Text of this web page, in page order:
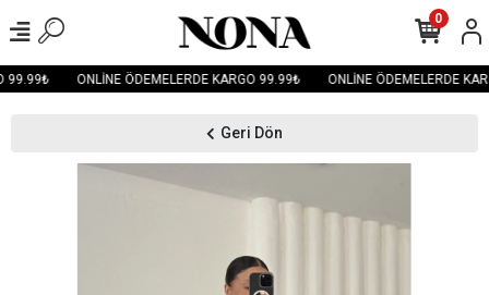
99.99₺ ONLİNE ÖDEMELERDE KARGO 99.99₺ ONLİNE ÖDEMELERDE
0
Geri Dön